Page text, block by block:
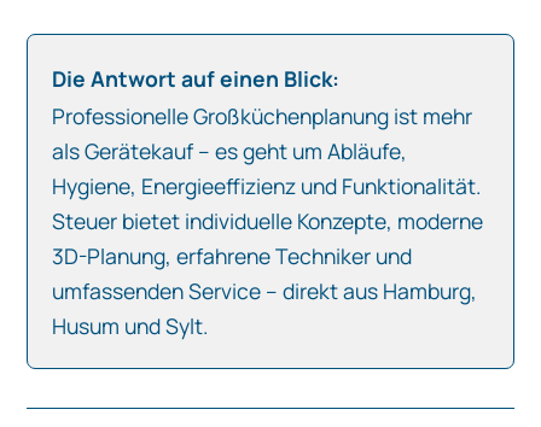
Die Antwort auf einen Blick:
Professionelle Großküchenplanung ist mehr
als Gerätekauf – es geht um Abläufe,
Hygiene, Energieeffizienz und Funktionalität.
Steuer bietet individuelle Konzepte, moderne
3D-Planung, erfahrene Techniker und
umfassenden Service – direkt aus Hamburg,
Husum und Sylt.